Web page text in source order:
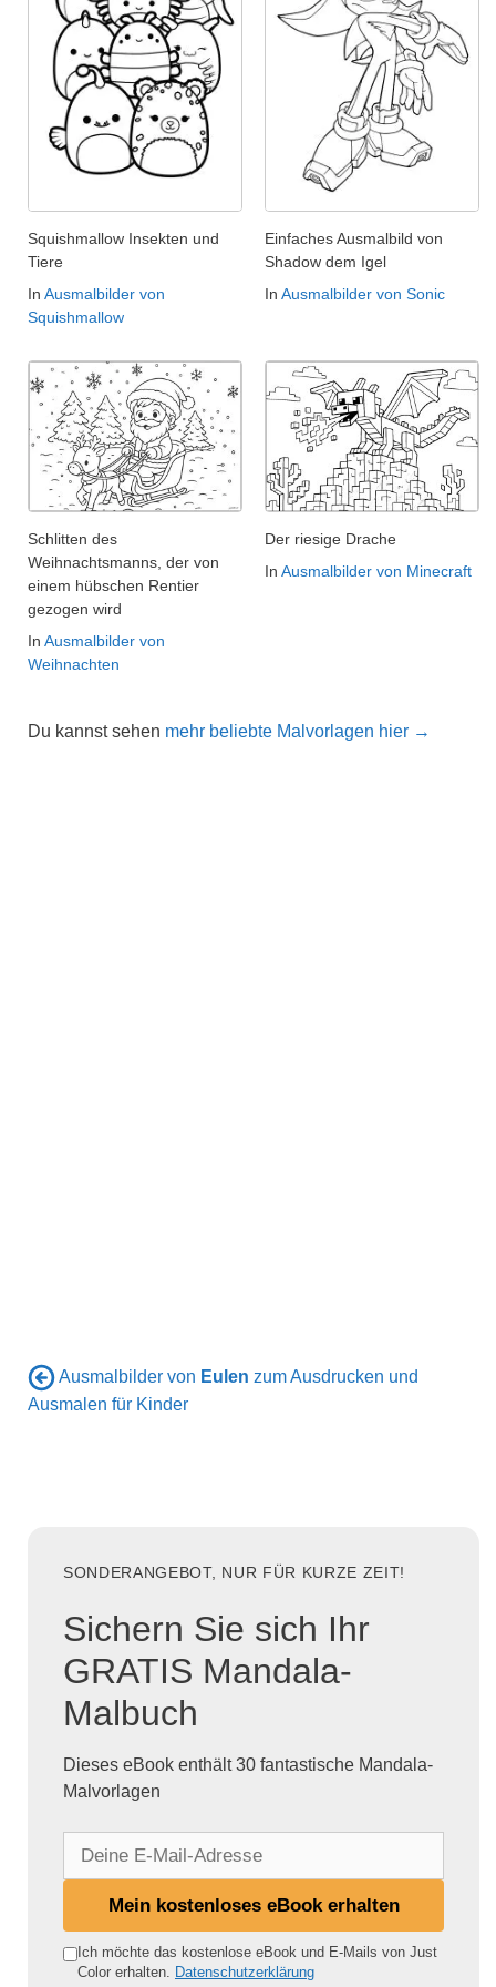
Squishmallow Insekten und
Tiere
In Ausmalbilder von
Squishmallow
Einfaches Ausmalbild von
Shadow dem Igel
In Ausmalbilder von Sonic
Schlitten des
Weihnachtsmanns, der von
einem hübschen Rentier
gezogen wird
In Ausmalbilder von
Weihnachten
Der riesige Drache
In Ausmalbilder von Minecraft
Du kannst sehen mehr beliebte Malvorlagen hier →
Ausmalbilder von Eulen zum Ausdrucken und
Ausmalen für Kinder
SONDERANGEBOT, NUR FÜR KURZE ZEIT!
Sichern Sie sich Ihr
GRATIS Mandala-
Malbuch
Dieses eBook enthält 30 fantastische Mandala-
Malvorlagen
e
Mein kostenloses eBook erhalten
Ich möchte das kostenlose eBook und E-Mails von Just
Color erhalten. Datenschutzerklärung